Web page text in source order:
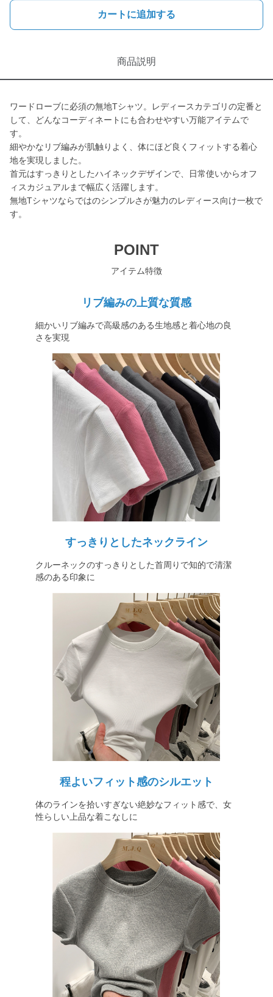
カートに追加する
商品説明
ワードローブに必須の無地Tシャツ。レディースカテゴリの定番と
して、どんなコーディネートにも合わせやすい万能アイテムで
す。
細やかなリブ編みが肌触りよく、体にほど良くフィットする着心
地を実現しました。
首元はすっきりとしたハイネックデザインで、日常使いからオフ
ィスカジュアルまで幅広く活躍します。
無地Tシャツならではのシンプルさが魅力のレディース向け一枚で
す。
POINT
アイテム特徴
リブ編みの上質な質感
細かいリブ編みで高級感のある生地感と着心地の良
さを実現
すっきりとしたネックライン
クルーネックのすっきりとした首周りで知的で清潔
感のある印象に
程よいフィット感のシルエット
体のラインを拾いすぎない絶妙なフィット感で、女
性らしい上品な着こなしに